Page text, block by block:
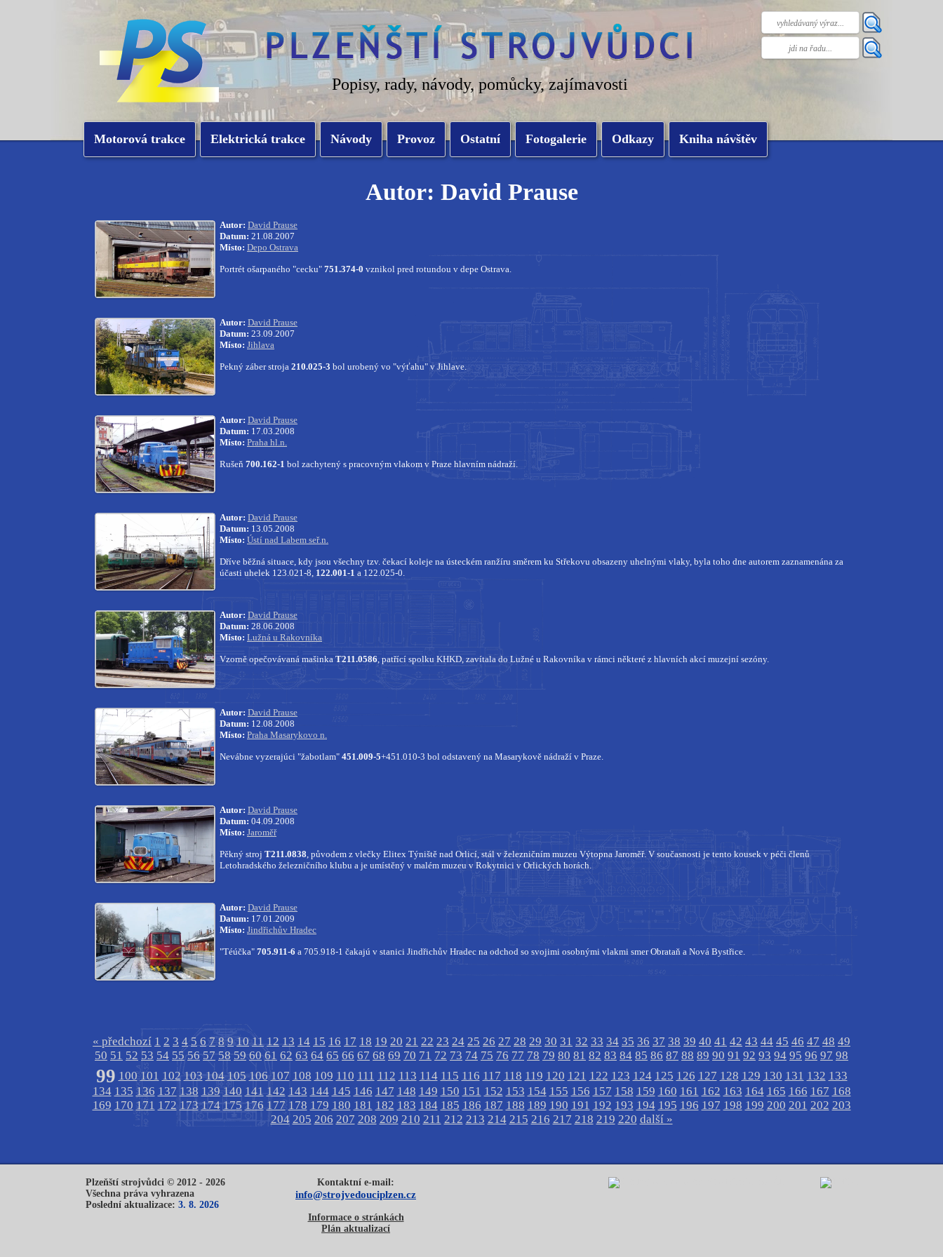
Popisy, rady, návody, pomůcky, zajímavosti
Motorová trakce Elektrická trakce Návody Provoz Ostatní Fotogalerie Odkazy Kniha návštěv
Autor: David Prause
Autor: David Prause
Datum: 21.08.2007
Místo: Depo Ostrava
Portrét ošarpaného "cecku" 751.374-0 vznikol pred rotundou v depe Ostrava.
Autor: David Prause
Datum: 23.09.2007
Místo: Jihlava
Pekný záber stroja 210.025-3 bol urobený vo "výťahu" v Jihlave.
Autor: David Prause
Datum: 17.03.2008
Místo: Praha hl.n.
Rušeň 700.162-1 bol zachytený s pracovným vlakom v Praze hlavním nádraží.
Autor: David Prause
Datum: 13.05.2008
Místo: Ústí nad Labem seř.n.
Dříve běžná situace, kdy jsou všechny tzv. čekací koleje na ústeckém ranžíru směrem ku Střekovu obsazeny uhelnými vlaky, byla toho dne autorem zaznamenána za
účasti uhelek 123.021-8, 122.001-1 a 122.025-0.
Autor: David Prause
Datum: 28.06.2008
Místo: Lužná u Rakovníka
Vzorně opečovávaná mašinka T211.0586, patřící spolku KHKD, zavítala do Lužné u Rakovníka v rámci některé z hlavních akcí muzejní sezóny.
Autor: David Prause
Datum: 12.08.2008
Místo: Praha Masarykovo n.
Nevábne vyzerajúci "žabotlam" 451.009-5+451.010-3 bol odstavený na Masarykově nádraží v Praze.
Autor: David Prause
Datum: 04.09.2008
Místo: Jaroměř
Pěkný stroj T211.0838, původem z vlečky Elitex Týniště nad Orlicí, stál v železničním muzeu Výtopna Jaroměř. V současnosti je tento kousek v péči členů
Letohradského železničního klubu a je umístěný v malém muzeu v Rokytnici v Orlických horách.
Autor: David Prause
Datum: 17.01.2009
Místo: Jindřichův Hradec
"Téúčka" 705.911-6 a 705.918-1 čakajú v stanici Jindřichův Hradec na odchod so svojimi osobnými vlakmi smer Obrataň a Nová Bystřice.
« předchozí 1 2 3 4 5 6 7 8 9 10 11 12 13 14 15 16 17 18 19 20 21 22 23 24 25 26 27 28 29 30 31 32 33 34 35 36 37 38 39 40 41 42 43 44 45 46 47 48 49
50 51 52 53 54 55 56 57 58 59 60 61 62 63 64 65 66 67 68 69 70 71 72 73 74 75 76 77 78 79 80 81 82 83 84 85 86 87 88 89 90 91 92 93 94 95 96 97 98
99 100 101 102 103 104 105 106 107 108 109 110 111 112 113 114 115 116 117 118 119 120 121 122 123 124 125 126 127 128 129 130 131 132 133
134 135 136 137 138 139 140 141 142 143 144 145 146 147 148 149 150 151 152 153 154 155 156 157 158 159 160 161 162 163 164 165 166 167 168
169 170 171 172 173 174 175 176 177 178 179 180 181 182 183 184 185 186 187 188 189 190 191 192 193 194 195 196 197 198 199 200 201 202 203
204 205 206 207 208 209 210 211 212 213 214 215 216 217 218 219 220 další »
Plzeňští strojvůdci © 2012 - 2026
Všechna práva vyhrazena
Poslední aktualizace: 3. 8. 2026
Kontaktní e-mail:
info@strojvedouciplzen.cz
Informace o stránkách
Plán aktualizací